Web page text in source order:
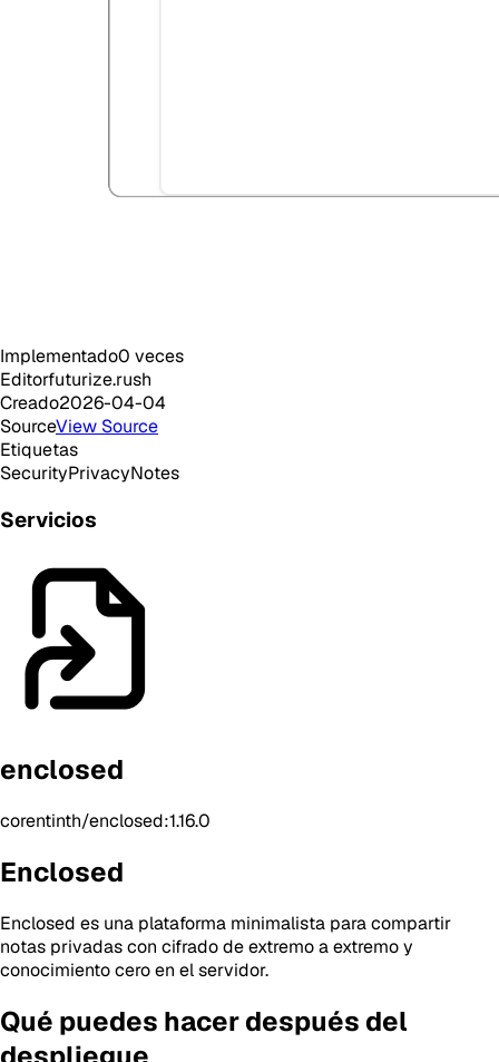
Implementado0 veces
Editorfuturize.rush
Creado2026-04-04
SourceView Source
Etiquetas
SecurityPrivacyNotes
Servicios
enclosed
corentinth/enclosed:1.16.0
Enclosed
Enclosed es una plataforma minimalista para compartir
notas privadas con cifrado de extremo a extremo y
conocimiento cero en el servidor.
Qué puedes hacer después del